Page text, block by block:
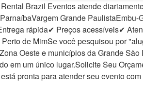
Brazil Eventos atende
Grande
rápida✔ Preços acessíveis✔
de MimSe você pesquisou por
Oeste e municípios da Grande
em um único lugar.Solicite Seu
pronta para atender seu evento